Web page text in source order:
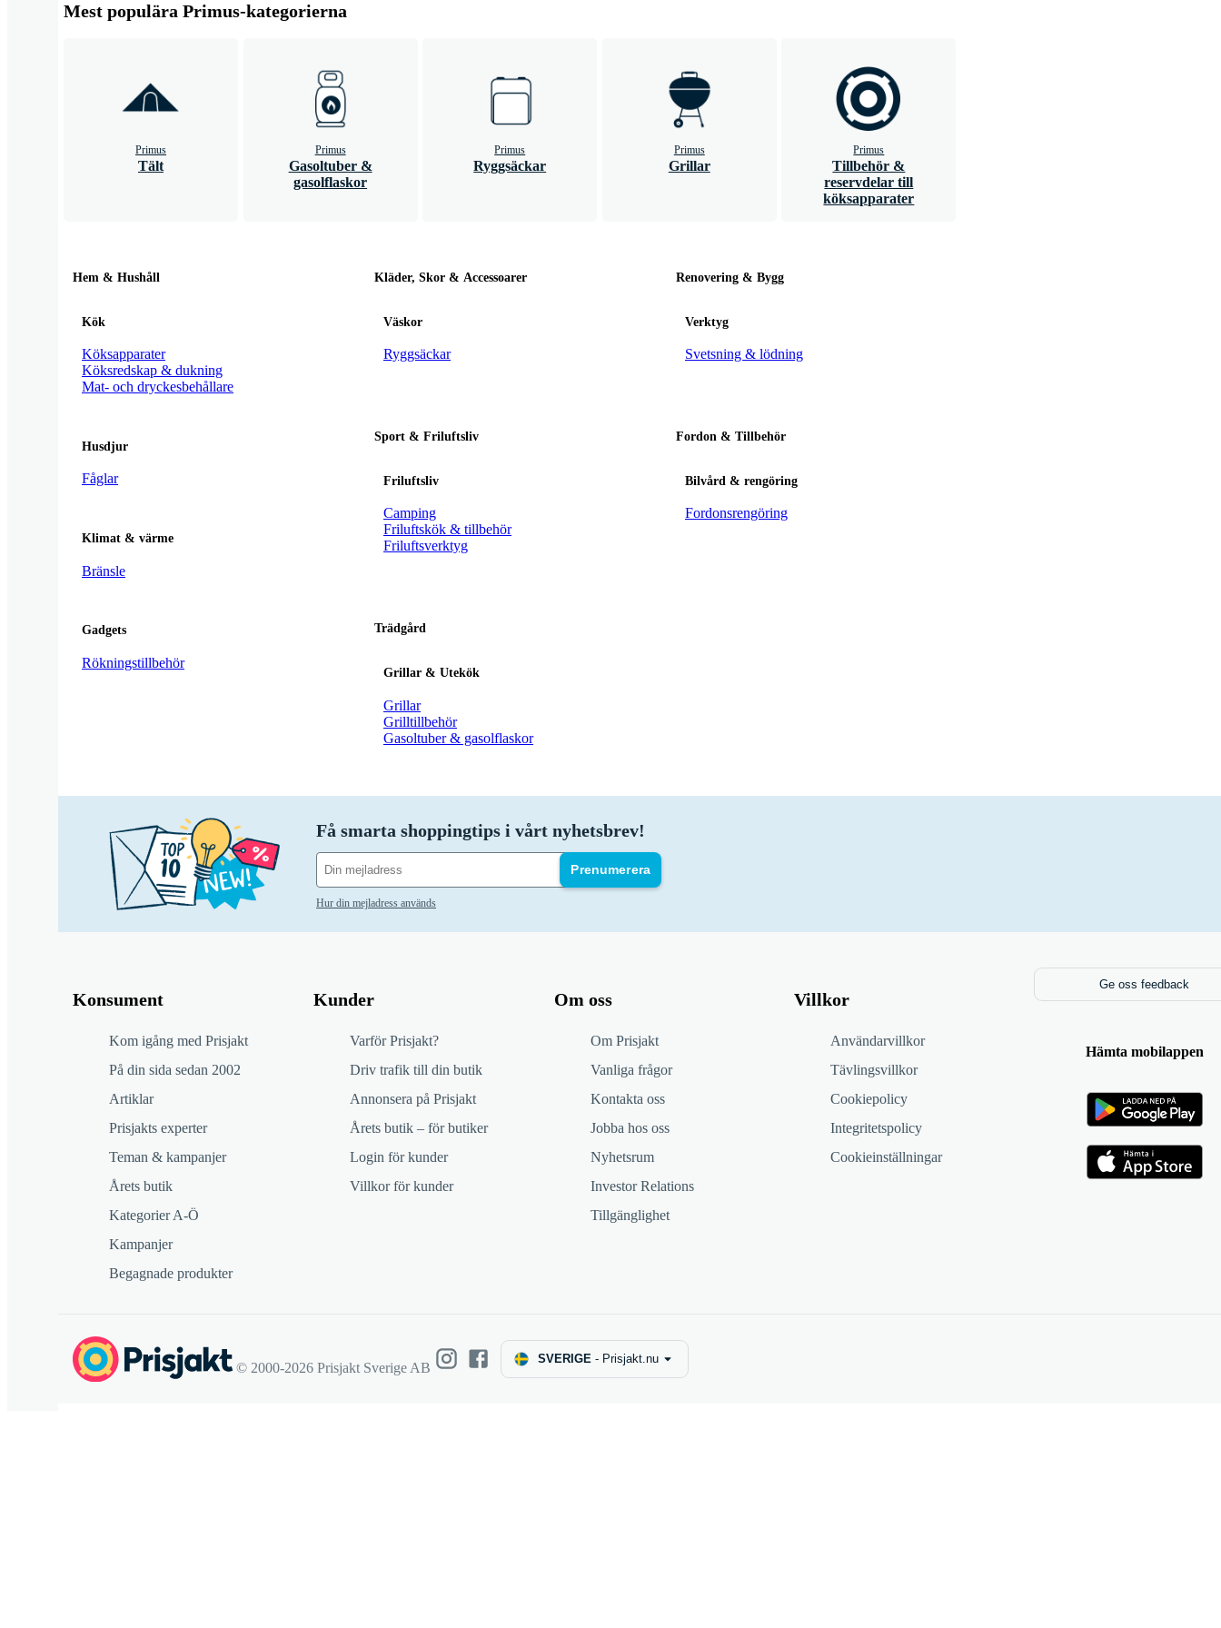
Mest populära Primus-kategorierna
Primus
Tält
Primus
Gasoltuber &
gasolflaskor
Primus
Ryggsäckar
Primus
Grillar
Primus
Tillbehör &
reservdelar till
köksapparater
Hem & Hushåll
Kök
Köksapparater
Köksredskap & dukning
Mat- och dryckesbehållare
Husdjur
Fåglar
Klimat & värme
Bränsle
Gadgets
Rökningstillbehör
Kläder, Skor & Accessoarer
Väskor
Ryggsäckar
Sport & Friluftsliv
Friluftsliv
Camping
Friluftskök & tillbehör
Friluftsverktyg
Trädgård
Grillar & Utekök
Grillar
Grilltillbehör
Gasoltuber & gasolflaskor
Renovering & Bygg
Verktyg
Svetsning & lödning
Fordon & Tillbehör
Bilvård & rengöring
Fordonsrengöring
Få smarta shoppingtips i vårt nyhetsbrev!
Prenumerera
Hur din mejladress används
Konsument
Kom igång med Prisjakt
På din sida sedan 2002
Artiklar
Prisjakts experter
Teman & kampanjer
Årets butik
Kategorier A-Ö
Kampanjer
Begagnade produkter
Kunder
Varför Prisjakt?
Driv trafik till din butik
Annonsera på Prisjakt
Årets butik – för butiker
Login för kunder
Villkor för kunder
Om oss
Om Prisjakt
Vanliga frågor
Kontakta oss
Jobba hos oss
Nyhetsrum
Investor Relations
Tillgänglighet
Villkor
Användarvillkor
Tävlingsvillkor
Cookiepolicy
Integritetspolicy
Cookieinställningar
Ge oss feedback
Hämta mobilappen
© 2000-2026 Prisjakt Sverige AB
SVERIGE - Prisjakt.nu